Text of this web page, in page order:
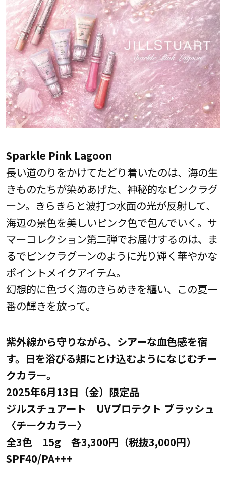
Sparkle Pink Lagoon
長い道のりをかけてたどり着いたのは、海の生
きものたちが染めあげた、神秘的なピンクラグ
ーン。きらきらと波打つ水面の光が反射して、
海辺の景色を美しいピンク色で包んでいく。サ
マーコレクション第二弾でお届けするのは、ま
るでピンクラグーンのように光り輝く華やかな
ポイントメイクアイテム。
幻想的に色づく海のきらめきを纏い、この夏一
番の輝きを放って。
紫外線から守りながら、シアーな血色感を宿
す。日を浴びる頬にとけ込むようになじむチー
クカラー。
2025年6月13日（金）限定品
ジルスチュアート UVプロテクト ブラッシュ
〈チークカラー〉
全3色 15g 各3,300円（税抜3,000円）
SPF40/PA+++